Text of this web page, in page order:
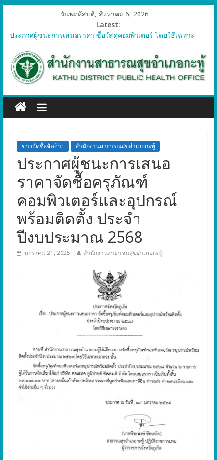
วันพฤหัสบดี, สิงหาคม 6, 2026
Latest:
ประกาศผู้ชนะการเสนอราคา ซื้อวัสดุคอมพิวเตอร์ โดยวิธีเฉพาะ
ประกาศผู้ชนะการเสนอราคา จัดซื้อวัสดุทางการแพทย์สำหรับ
โครงการป้องกันควบคุมโรคติดต่อและภัยสุขภาพในแรงงานต่างด้าว
อำเภอกะทู้ ปี 2569
เจาะจง
ประกาศผู้ชนะการเสนอรา ซื้อวัสดุงานบ้านงานครัว โดยวิธีเฉพาะ
เจาะจง
เจาะจงข่าวจัดซื้อจัดจ้าง สำนักงานสาธารณสุขอำเภอกะทู้
ประกาศผู้ชนะการเสนอ
ราคาจัดซื้อครุภัณฑ์
คอมพิวเตอร์และอุปกรณ์
พร้อมติดตั้ง ประจำ
ปีงบประมาณ 2568
มกราคม 21, 2025 สำนักงานสาธารณสุขอำเภอกะทู้